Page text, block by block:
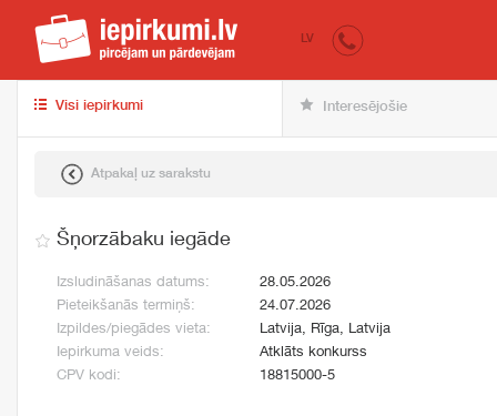
iepirkumi.lv
LV
Visi iepirkumi Interesējošie
Atpakaļ uz sarakstu
Šņorzābaku iegāde
Izsludināšanas datums:
28.05.2026
Pieteikšanās termiņš:
24.07.2026
Izpildes/piegādes vieta:
Latvija, Rīga, Latvija
Iepirkuma veids:
Atklāts konkurss
CPV kodi:
18815000-5